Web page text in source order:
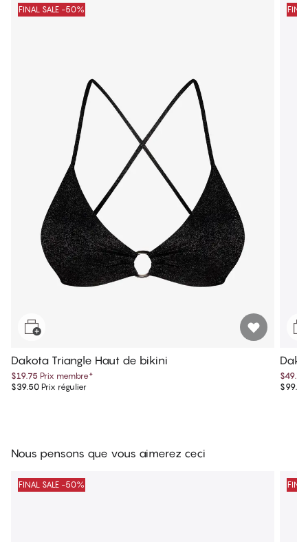
FINAL SALE -50%
Dakota Triangle Haut de bikini
$19.75 Prix membre*
$39.50 Prix régulier
$49.75
$99.50
Nous pensons que vous aimerez ceci
FINAL SALE -50%